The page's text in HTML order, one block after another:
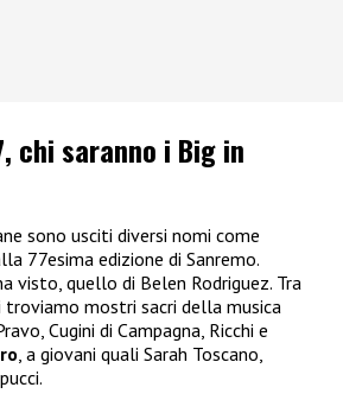
chi saranno i Big in
sono usciti diversi nomi come
77esima edizione di Sanremo.
visto, quello di Belen Rodriguez. Tra
mostri sacri della musica
Cugini di Campagna, Ricchi e
, a giovani quali Sarah Toscano,